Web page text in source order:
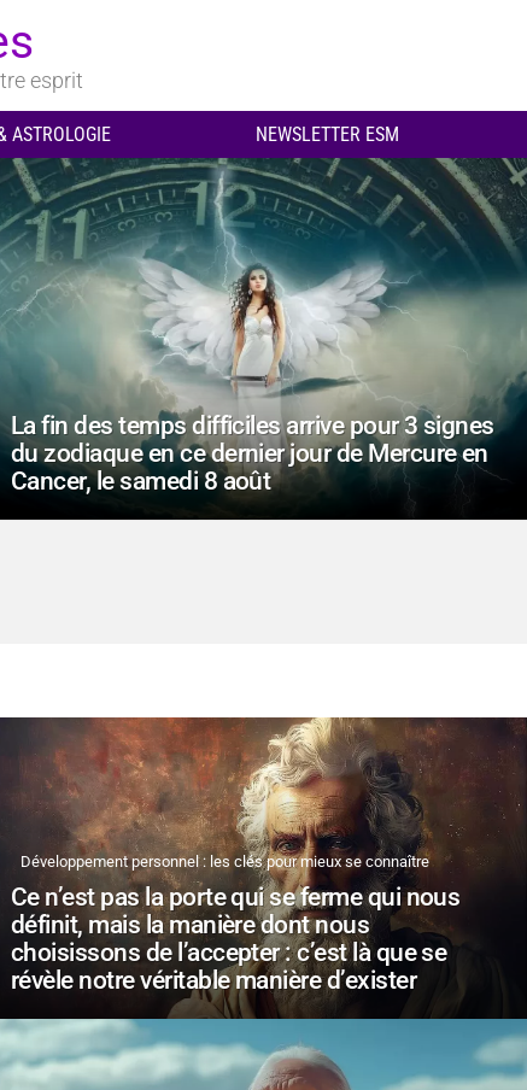
esprit
ASTROLOGIE NEWSLETTER ESM
La fin des temps difficiles arrive pour 3 signes
du zodiaque en ce dernier jour de Mercure en
Cancer, le samedi 8 août
Développement personnel : les clés pour mieux se connaître
Ce n’est pas la porte qui se ferme qui nous
définit, mais la manière dont nous
choisissons de l’accepter : c’est là que se
révèle notre véritable manière d’exister